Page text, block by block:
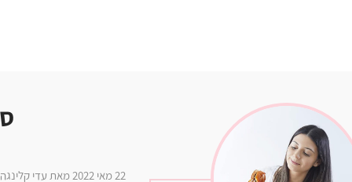
22 מאי 2022 מאת עדי קלינגהופר